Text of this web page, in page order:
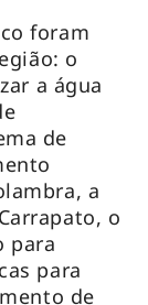
foram
o
a água
de
a
o
para
para
de